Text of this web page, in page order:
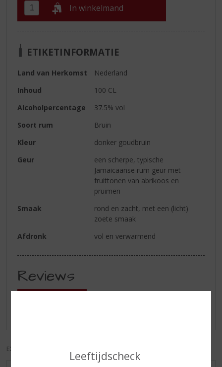
Leeftijdscheck
In winkelmand
ETIKETINFORMATIE
Land van Herkomst
Nederland
Inhoud
100 CL
Alcoholpercentage
37.5% vol
Soort rum
Bruin
Kleur
donker goudbruin
Geur
een scherpe, typische
Jamaicaanse rum geur met
fruittonen van abrikoos en
pruimen
Smaak
rond en zacht, met een (licht)
zoete smaak
Afdronk
vol en verwarmend
Reviews
EXCL. BTW